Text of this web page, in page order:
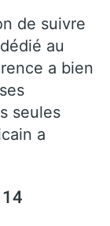
de suivre
au
a bien
seules
a